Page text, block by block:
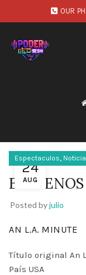
OUR
24
AUG
Espectaculos,
Posted byjulio
AN L.A. MINUTE
Título original An
País USA